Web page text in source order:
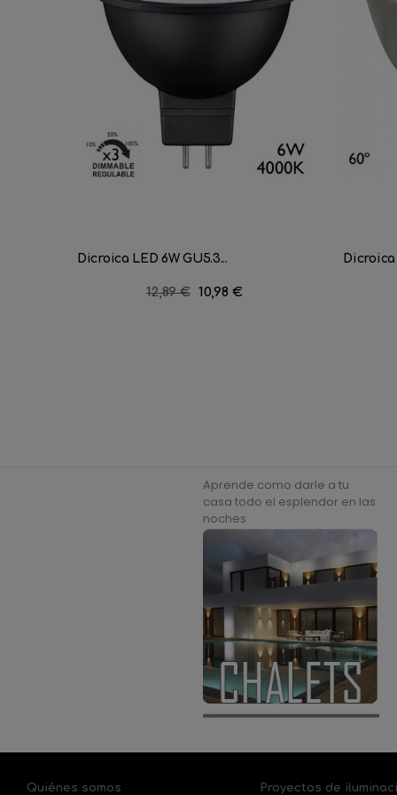
Dicroica LED 6W GU5.3...
Precio
12,89 € Precio
10,98 €
Dicroica
Aprende como darle a tu
casa todo el esplendor en las
noches
Quiénes somos Proyectos de